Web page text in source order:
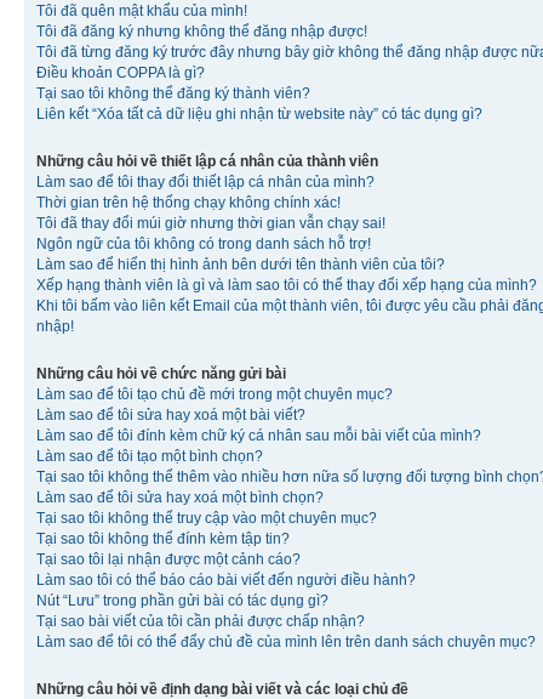
Tôi đã quên mật khẩu của mình!
Tôi đã đăng ký nhưng không thể đăng nhập được!
Tôi đã từng đăng ký trước đây nhưng bây giờ không thể đăng nhập được
Điều khoản COPPA là gì?
Tại sao tôi không thể đăng ký thành viên?
Liên kết “Xóa tất cả dữ liệu ghi nhận từ website này” có tác dụng gì?
Những câu hỏi về thiết lập cá nhân của thành viên
Làm sao để tôi thay đổi thiết lập cá nhân của mình?
Thời gian trên hệ thống chạy không chính xác!
Tôi đã thay đổi múi giờ nhưng thời gian vẫn chạy sai!
Ngôn ngữ của tôi không có trong danh sách hỗ trợ!
Làm sao để hiển thị hình ảnh bên dưới tên thành viên của tôi?
Xếp hạng thành viên là gì và làm sao tôi có thể thay đổi xếp hạng của mình?
Khi tôi bấm vào liên kết Email của một thành viên, tôi được yêu cầu phải
nhập!
Những câu hỏi về chức năng gửi bài
Làm sao để tôi tạo chủ đề mới trong một chuyên mục?
Làm sao để tôi sửa hay xoá một bài viết?
Làm sao để tôi đính kèm chữ ký cá nhân sau mỗi bài viết của mình?
Làm sao để tôi tạo một bình chọn?
Tại sao tôi không thể thêm vào nhiều hơn nữa số lượng đối tượng bình
Làm sao để tôi sửa hay xoá một bình chọn?
Tại sao tôi không thể truy cập vào một chuyên mục?
Tại sao tôi không thể đính kèm tập tin?
Tại sao tôi lại nhận được một cảnh cáo?
Làm sao tôi có thể báo cáo bài viết đến người điều hành?
Nút “Lưu” trong phần gửi bài có tác dụng gì?
Tại sao bài viết của tôi cần phải được chấp nhận?
Làm sao để tôi có thể đẩy chủ đề của mình lên trên danh sách chuyên mục?
Những câu hỏi về định dạng bài viết và các loại chủ đề